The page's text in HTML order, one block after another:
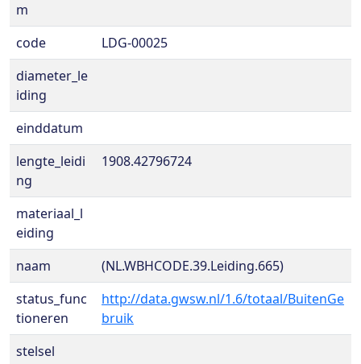
m
code
LDG-00025
diameter_le
iding
einddatum
lengte_leidi
ng
1908.42796724
materiaal_l
eiding
naam
(NL.WBHCODE.39.Leiding.665)
status_func
tioneren
http://data.gwsw.nl/1.6/totaal/BuitenGe
bruik
stelsel